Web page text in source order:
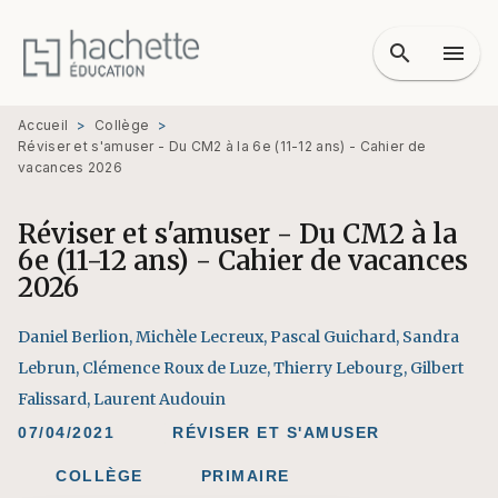
MENU RECHERCHE
PIED DE PAGE
search menu
Accueil > Collège
>
Réviser et s'amuser - Du CM2 à la 6e (11-12 ans) - Cahier de
vacances 2026
Réviser et s'amuser - Du CM2 à la
6e (11-12 ans) - Cahier de vacances
2026
Daniel Berlion,Michèle Lecreux,Pascal Guichard, Sandra
Lebrun, Clémence Roux de Luze,Thierry Lebourg, Gilbert
Falissard, Laurent Audouin
07/04/2021 RÉVISER ET S'AMUSER
COLLÈGE PRIMAIRE